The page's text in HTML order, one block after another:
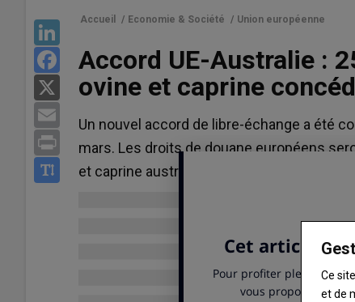
Facebook
Accueil / Economie & Société / Union européenne
Accord UE-Australie :
ovine et caprine
Un nouvel accord de libre-échange a été
mars. Les droits de douane européens
et caprine australienne, nourrie à l’herbe.
Ce
et de